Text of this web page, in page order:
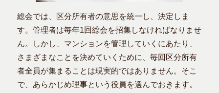
総会では、区分所有者の意思を統一し、決定しま
す。管理者は毎年1回総会を招集しなければなりませ
ん。しかし、マンションを管理していくにあたり、
さまざまなことを決めていくために、毎回区分所有
者全員が集まることは現実的ではありません。そこ
で、あらかじめ理事という役員を選んでおきます。